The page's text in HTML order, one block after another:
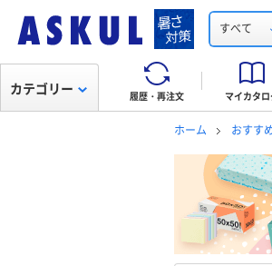
すべて
履歴・再注文 マイカタロ
カテゴリー
ホーム おすす